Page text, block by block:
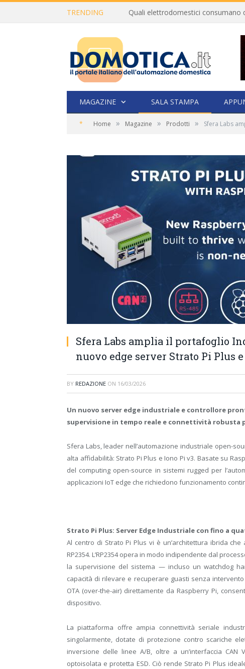
TRENDING
MAGAZINE SALA STAMPA
* Home » Magazine » Prodotti » Sfera Labs
Sfera Labs amplia il portafoglio
nuovo edge server Strato Pi Plus
BY REDAZIONE ON 16/03/2026
Un nuovo server edge industriale e controllore
supervisione in tempo reale e connettività robusta
Sfera Labs, leader nell’automazione industriale open-
alta affidabilità: Strato Pi Plus e Iono Pi v3. Basate su
del computing open-source in sistemi rugged per
applicazioni IoT edge che richiedono funzionamento
Strato Pi Plus: Server Edge Industriale con fino a
Al centro di Strato Pi Plus vi è un’architettura ibrida
RP2354. L’RP2354 opera in modo indipendente dal
la supervisione del sistema — incluso un watchdog
capacità di rilevare e recuperare guasti senza
OTA (over-the-air) direttamente da Raspberry Pi,
dispositivo.
La piattaforma offre ampia connettività seriale
singolarmente, dotate di protezione contro scariche
inversione delle linee A/B, oltre a un’interfaccia CAN
optoisolata e protetta ESD. Ciò rende Strato Pi Plus